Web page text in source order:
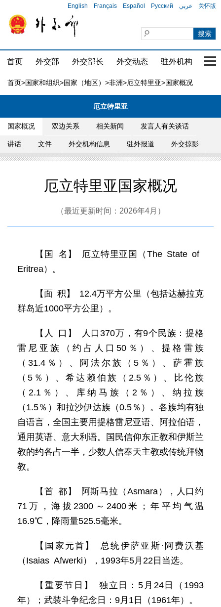
English Français Español Русский عربي 关怀版
首页 外交部 外交部长 外交动态 驻外机构 国
首页>国家和组织>国家（地区） >非洲>厄立特里亚>国家概况
厄立特里亚
国家概况 双边关系 相关新闻 发言人有关谈话
讲话 文件 外交机构信息 驻外报道 外交掠影
厄立特里亚国家概况
（最近更新时间：2026年4月）
【国 名】 厄立特里亚国（The State of
Eritrea）。
【面 积】 12.4万平方公里（包括达赫拉克
群岛近1000平方公里）。
【人 口】 人口370万，有9个民族：提格
雷尼亚族（约占人口50％）、提格雷族
（31.4％）、阿法尔族（5％）、萨霍族
（5％）、希达赖伯族（2.5％）、比伦族
（2.1％）、库纳马族（2％）、纳拉族
（1.5％）和拉沙伊达族（0.5％）。各族均有独
自语言，全国主要用提格雷尼亚语、阿拉伯语，
通用英语、意大利语。国民信仰东正教和伊斯兰
教的约各占一半，少数人信奉天主教或传统拜物
教。
【首 都】 阿斯马拉（Asmara），人口约
71万，海拔2300～2400米；年平均气温
16.9℃，降雨量525.5毫米。
【国家元首】 总统伊萨亚斯·阿费沃基
（Isaias Afwerki），1993年5月22日当选。
【重要节日】 独立日：5月24日（1993
年）；武装斗争纪念日：9月1日（1961年）。